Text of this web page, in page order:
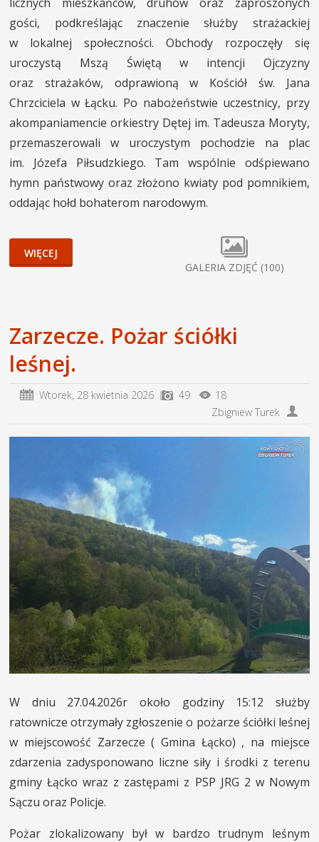
gości, podkreślając znaczenie służby strażackiej
w lokalnej społeczności. Obchody rozpoczęły się
uroczystą Mszą Świętą w intencji Ojczyzny
oraz strażaków, odprawioną w Kościół św. Jana
Chrzciciela w Łącku. Po nabożeństwie uczestnicy, przy
akompaniamencie orkiestry Dętej im. Tadeusza Moryty,
przemaszerowali w uroczystym pochodzie na plac
im. Józefa Piłsudzkiego. Tam wspólnie odśpiewano
hymn państwowy oraz złożono kwiaty pod pomnikiem,
oddając hołd bohaterom narodowym.
WIĘCEJ
GALERIA ZDJĘĆ (100)
Zarzecze. Pożar ściółki
leśnej.
Wtorek, 28 kwietnia 2026 49
18
Zbigniew Turek
W dniu 27.04.2026r około godziny 15:12 służby
ratownicze otrzymały zgłoszenie o pożarze ściółki leśnej
w miejscowość Zarzecze ( Gmina Łącko) , na miejsce
zdarzenia zadysponowano liczne siły i środki z terenu
gminy Łącko wraz z zastępami z PSP JRG 2 w Nowym
Sączu oraz Policje.
Pożar zlokalizowany był w bardzo trudnym leśnym